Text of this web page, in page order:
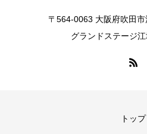
〒564-0063 大阪府吹田
グランドステージ
トップ